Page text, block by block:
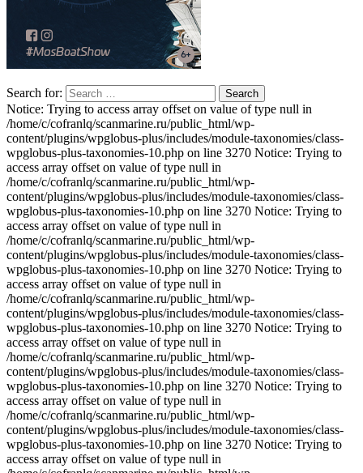
Search for:
Notice: Trying to access array offset on value of type null in
/home/c/cofranlq/scanmarine.ru/public_html/wp-
content/plugins/wpglobus-plus/includes/module-taxonomies/class-
wpglobus-plus-taxonomies-10.php on line 3270 Notice: Trying to
access array offset on value of type null in
/home/c/cofranlq/scanmarine.ru/public_html/wp-
content/plugins/wpglobus-plus/includes/module-taxonomies/class-
wpglobus-plus-taxonomies-10.php on line 3270 Notice: Trying to
access array offset on value of type null in
/home/c/cofranlq/scanmarine.ru/public_html/wp-
content/plugins/wpglobus-plus/includes/module-taxonomies/class-
wpglobus-plus-taxonomies-10.php on line 3270 Notice: Trying to
access array offset on value of type null in
/home/c/cofranlq/scanmarine.ru/public_html/wp-
content/plugins/wpglobus-plus/includes/module-taxonomies/class-
wpglobus-plus-taxonomies-10.php on line 3270 Notice: Trying to
access array offset on value of type null in
/home/c/cofranlq/scanmarine.ru/public_html/wp-
content/plugins/wpglobus-plus/includes/module-taxonomies/class-
wpglobus-plus-taxonomies-10.php on line 3270 Notice: Trying to
access array offset on value of type null in
/home/c/cofranlq/scanmarine.ru/public_html/wp-
content/plugins/wpglobus-plus/includes/module-taxonomies/class-
wpglobus-plus-taxonomies-10.php on line 3270 Notice: Trying to
access array offset on value of type null in